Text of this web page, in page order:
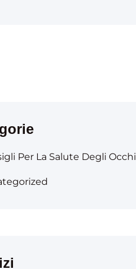
Per La Salute Degli Occhi